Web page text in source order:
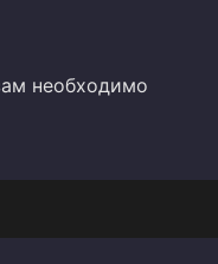
необходимо